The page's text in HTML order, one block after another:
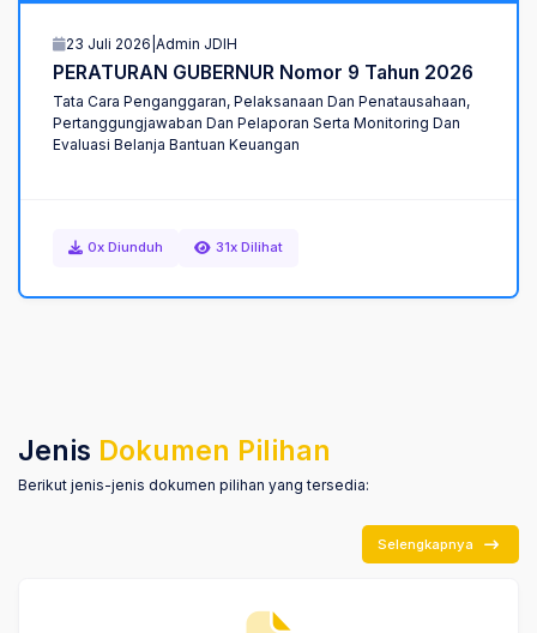
23 Juli 2026 Admin JDIH
PERATURAN GUBERNUR Nomor 9 Tahun 2026
Tata Cara Penganggaran, Pelaksanaan Dan Penatausahaan,
Pertanggungjawaban Dan Pelaporan Serta Monitoring Dan
Evaluasi Belanja Bantuan Keuangan
0x Diunduh 31x Dilihat
Jenis Dokumen Pilihan
Berikut jenis-jenis dokumen pilihan yang tersedia:
Selengkapnya